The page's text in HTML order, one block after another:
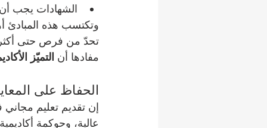
الشهادات يجب أن
وتكتسب هذه المبادئ
مفادها أن التميّز
الحفاظ على
إن تقديم تعليم